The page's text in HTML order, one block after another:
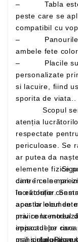
– Tabla este
peste care se
compatibil cu
– Panourile
ambele fete
– Placile sunt foarte usor de prelucrat, putand fi
personalizate prin laminare, serigrafiere, tipar digital
si lacuire, fiind usor de intretinut si
sporita de viata..
atenția lucrătorilor și de a oferi informații care trebuie
respectate pentru a evita apariția unor
periculoase. Se raportează
ar putea da
elemente fizice
care în sine prezintă un risc pentru siguranța
lucrătorilor. Semnele
acestor
privire la modul
episoadelor riscante. De
mai simplu asupra
Siguranța la locul de muncă este una
dintre cele mai importante
în evoluție constantă
apar la locul de
mai concentrează exclusiv pe sănătatea fizică, ci și pe
impactul pe care mediul de lucru îl generează asupra
psihicului. Pilonul
Legea se ocupa de identificarea factorilor de